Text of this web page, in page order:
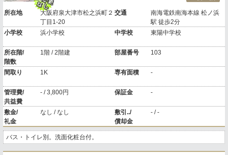
所在地
大阪府泉大津市松之浜町２
丁目1-20
交通
南海電鉄南海本線 松ノ浜
駅 徒歩2分
小学校
浜小学校 中学校 東陽中学校
所在階/
階数
1階 / 2階建 部屋番号 103
間取り 1K 専有面積 -
管理費/
共益費
- / 3,800円 保証金 -
敷金/
礼金
なし / なし
敷引../
償却金
- / -
バス・トイレ別。洗面化粧台付。